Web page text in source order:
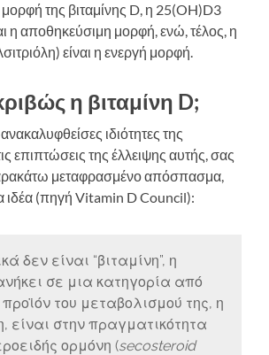
μορφή της βιταμίνης D, η 25(OH)D3
η αποθηκεύσιμη μορφή, ενώ, τέλος, η
είναι η ενεργή μορφή.
η βιταμίνη D;
ιδιότητες της
επιπτώσεις της έλλειψης αυτής, σας
μεταφρασμένο απόσπασμα,
ιδέα (πηγή Vitamin D Council):
δεν είναι “βιταμίνη”, η
σε μια κατηγορία από
προϊόν του μεταβολισμού της, η
είναι στην πραγματικότητα
ορμόνη (secosteroid